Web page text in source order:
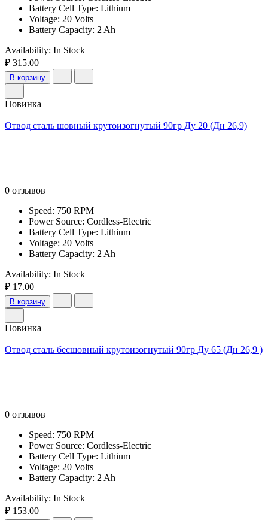
Battery Cell Type: Lithium
Voltage: 20 Volts
Battery Capacity: 2 Ah
Availability: In Stock
₽ 315.00
В корзину
Новинка
Отвод сталь шовный крутоизогнутый 90гр Ду 20 (Дн 26,9)
0 отзывов
Speed: 750 RPM
Power Source: Cordless-Electric
Battery Cell Type: Lithium
Voltage: 20 Volts
Battery Capacity: 2 Ah
Availability: In Stock
₽ 17.00
В корзину
Новинка
Отвод сталь бесшовный крутоизогнутый 90гр Ду 65 (Дн 26,9 )
0 отзывов
Speed: 750 RPM
Power Source: Cordless-Electric
Battery Cell Type: Lithium
Voltage: 20 Volts
Battery Capacity: 2 Ah
Availability: In Stock
₽ 153.00